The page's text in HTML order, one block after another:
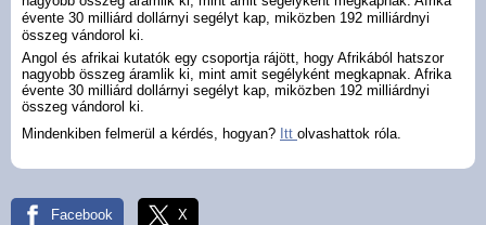
Beszámolók
Egyéb Híreink
Galéria
évente 30 milliárd dollárnyi segélyt kap, miközben 192 milliárdnyi
összeg vándorol ki.
Angol és afrikai kutatók egy csoportja rájött, hogy Afrikából hatszor
nagyobb összeg áramlik ki, mint amit segélyként megkapnak. Afrika
évente 30 milliárd dollárnyi segélyt kap, miközben 192 milliárdnyi
összeg vándorol ki.
Mindenkiben felmerül a kérdés, hogyan? Itt olvashattok róla.
Facebook X